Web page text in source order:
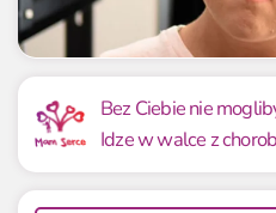
Mamy już
46 565.00 zł
100.00%
Bez Ciebie nie
Idze w walce z